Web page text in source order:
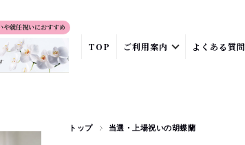
や就任祝いにおすすめ
TOP ご利用案内 よくある質問
トップ 当選・上場祝いの胡蝶蘭